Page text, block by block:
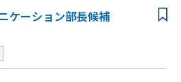
ケーション部長候補